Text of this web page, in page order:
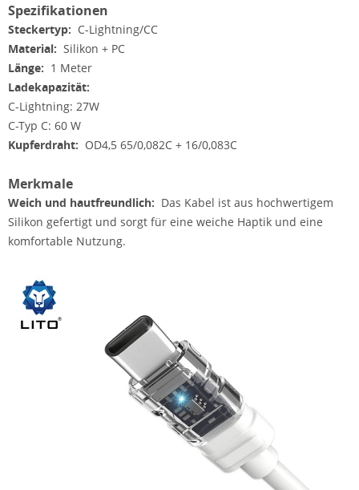
Spezifikationen
Steckertyp: C-Lightning/CC
Material: Silikon + PC
Länge: 1 Meter
Ladekapazität:
C-Lightning: 27W
C-Typ C: 60 W
Kupferdraht: OD4,5 65/0,082C + 16/0,083C
Merkmale
Weich und hautfreundlich: Das Kabel ist aus hochwertigem
Silikon gefertigt und sorgt für eine weiche Haptik und eine
komfortable Nutzung.